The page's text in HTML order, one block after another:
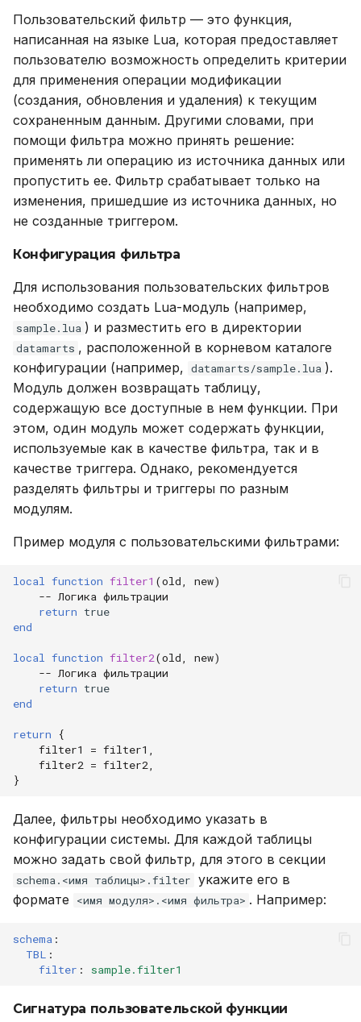
Пользовательский фильтр — это функция,
написанная на языке Lua, которая предоставляет
пользователю возможность определить критерии
для применения операции модификации
(создания, обновления и удаления) к текущим
сохраненным данным. Другими словами, при
помощи фильтра можно принять решение:
применять ли операцию из источника данных или
пропустить ее. Фильтр срабатывает только на
изменения, пришедшие из источника данных, но
не созданные триггером.
Конфигурация фильтра
Для использования пользовательских фильтров
необходимо создать Lua-модуль (например,
sample.lua ) и разместить его в директории
datamarts , расположенной в корневом каталоге
конфигурации (например, datamarts/sample.lua ).
Модуль должен возвращать таблицу,
содержащую все доступные в нем функции. При
этом, один модуль может содержать функции,
используемые как в качестве фильтра, так и в
качестве триггера. Однако, рекомендуется
разделять фильтры и триггеры по разным
модулям.
Пример модуля с пользовательскими фильтрами:
local function filter1 (old, new)
-- Логика фильтрации
return true
end
local function filter2(old, new)
-- Логика фильтрации
return true
end
return
{
filter1
= filter1 ,
filter2 = filter2,
}
Далее, фильтры необходимо указать в
конфигурации системы. Для каждой таблицы
можно задать свой фильтр, для этого в секции
schema.<имя таблицы>.filter укажите его в
формате
<имя модуля>.<имя фильтра> . Например:
schema :
TBL :
filter : sample.filter1
Сигнатура пользовательской функции